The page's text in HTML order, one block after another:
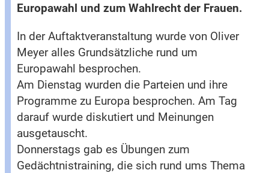
Europawahl und zum Wahlrecht der Frauen.
In der Auftaktveranstaltung wurde von Oliver
Meyer alles Grundsätzliche rund um
Europawahl besprochen.
Am Dienstag wurden die Parteien und ihre
Programme zu Europa besprochen. Am Tag
darauf wurde diskutiert und Meinungen
ausgetauscht.
Donnerstags gab es Übungen zum
Gedächtnistraining, die sich rund ums Thema